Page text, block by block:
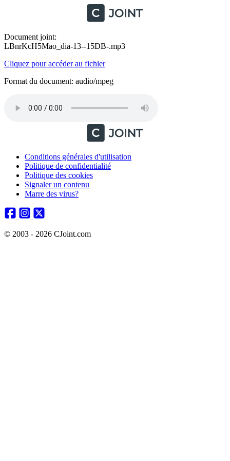
Document joint:
LBnrKcH5Mao_dia-13--15DB-.mp3
Cliquez pour accéder au fichier
Format du document: audio/mpeg
Conditions générales d'utilisation
Politique de confidentialité
Politique des cookies
Signaler un contenu
Marre des virus?
© 2003 - 2026 CJoint.com